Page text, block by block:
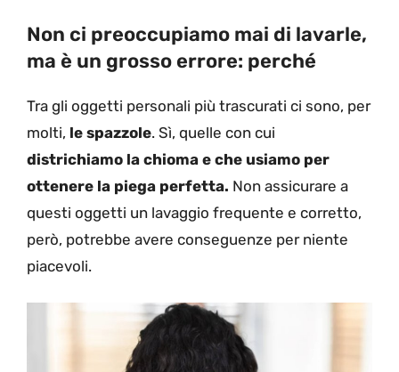
Non ci preoccupiamo mai di lavarle,
ma è un grosso errore: perché
Tra gli oggetti personali più trascurati ci sono, per
molti, le spazzole. Sì, quelle con cui
districhiamo la chioma e che usiamo per
ottenere la piega perfetta. Non assicurare a
questi oggetti un lavaggio frequente e corretto,
però, potrebbe avere conseguenze per niente
piacevoli.